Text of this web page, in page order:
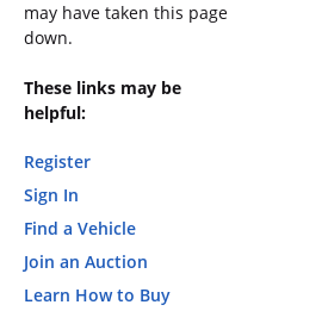
may have taken this page
down.
These links may be
helpful:
Register
Sign In
Find a Vehicle
Join an Auction
Learn How to Buy